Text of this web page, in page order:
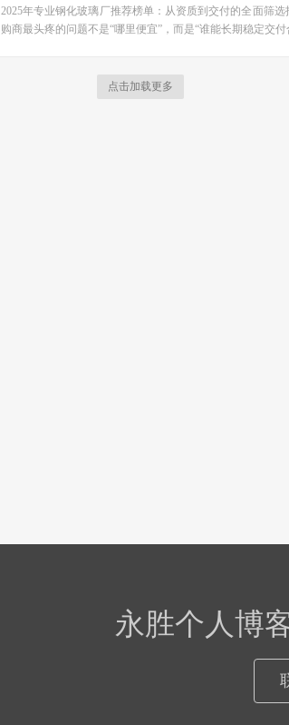
2025年专业钢化玻璃厂推荐榜单：从资质到交付的全面筛
购商最头疼的问题不是“哪里便宜”，而是“谁能长期稳定交付
点击加载更多
永胜个人博